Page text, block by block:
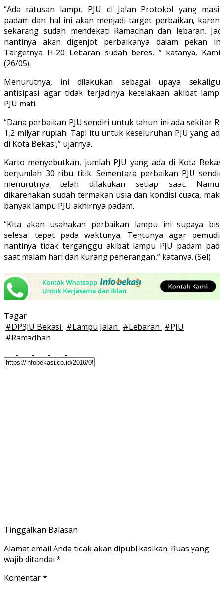
“Ada ratusan lampu PJU di Jalan Protokol yang
padam dan hal ini akan menjadi target perbaikan,
sekarang sudah mendekati Ramadhan dan lebaran.
nantinya akan digenjot perbaikanya dalam pekan
Targetnya H-20 Lebaran sudah beres, ” katanya,
(26/05).
Menurutnya, ini dilakukan sebagai upaya
antisipasi agar tidak terjadinya kecelakaan akibat
PJU mati.
“Dana perbaikan PJU sendiri untuk tahun ini ada sekitar
1,2 milyar rupiah. Tapi itu untuk keseluruhan PJU yang
di Kota Bekasi,” ujarnya.
Karto menyebutkan, jumlah PJU yang ada di Kota
berjumlah 30 ribu titik. Sementara perbaikan PJU
menurutnya telah dilakukan setiap saat.
dikarenakan sudah termakan usia dan kondisi cuaca,
banyak lampu PJU akhirnya padam.
“Kita akan usahakan perbaikan lampu ini supaya
selesai tepat pada waktunya. Tentunya agar
nantinya tidak terganggu akibat lampu PJU padam
saat malam hari dan kurang penerangan,” katanya. (Sel)
Tagar
#DP3JU Bekasi #Lampu Jalan #Lebaran #PJU
#Ramadhan
Tinggalkan Balasan
Alamat email Anda tidak akan dipublikasikan. Ruas yang
wajib ditandai *
Komentar*